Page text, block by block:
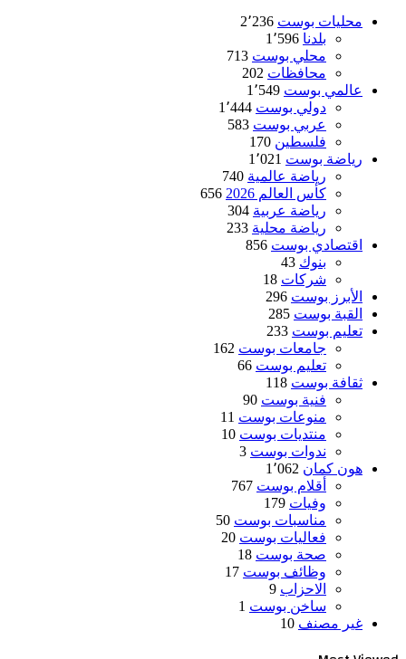
محليات بوست 2٬236
بلدنا 1٬596
محلي بوست 713
محافظات 202
عالمي بوست 1٬549
دولي بوست 1٬444
عربي بوست 583
فلسطين 170
رياضة بوست 1٬021
رياضة عالمية 740
كأس العالم 2026
656
رياضة عربية 304
رياضة محلية 233
اقتصادي بوست 856
بنوك 43
شركات 18
الأبرز بوست 296
القبة بوست 285
تعليم بوست 233
جامعات بوست 162
تعليم بوست 66
ثقافة بوست 118
فنية بوست 90
منوعات بوست 11
منتديات بوست 10
ندوات بوست 3
هون كمان 1٬062
أقلام بوست 767
وفيات 179
مناسبات بوست 50
فعاليات بوست 20
صحة بوست 18
وظائف بوست 17
الاحزاب 9
ساخن بوست 1
غير مصنف 10